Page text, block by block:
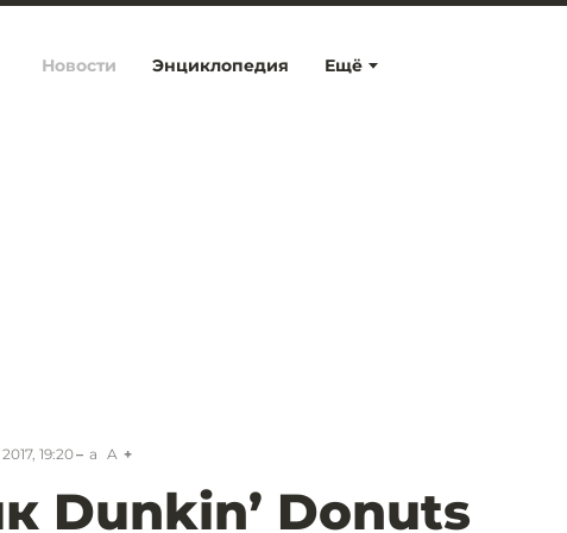
Ещё
Новости Энциклопедия
19:20 a A
Dunkin’ Donuts